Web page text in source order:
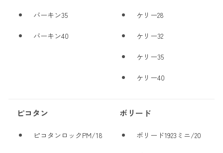
バーキン35
バーキン40
ケリー28
ケリー32
ケリー35
ケリー40
ピコタン
ピコタンロックPM/18
ボリード
ボリード1923ミニ/20